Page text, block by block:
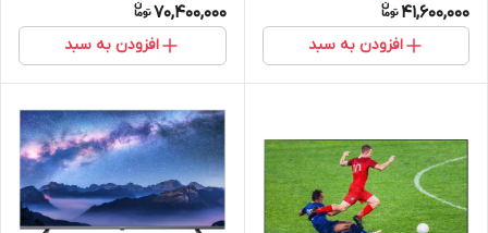
41,600,000
افزودن به سبد
70,400,000
افزودن به سبد